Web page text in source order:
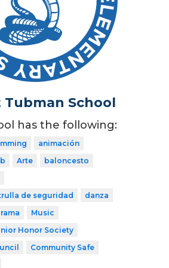
Tubman School
has the following:
animación
Arte
baloncesto
de seguridad
danza
Music
Honor Society
Community Safe